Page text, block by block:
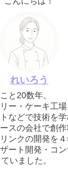
れいろう
と20数年。
ー・ケーキ工
などで技術を学
スの会社で創
ンクの開発を４
ート開発・コ
いました。